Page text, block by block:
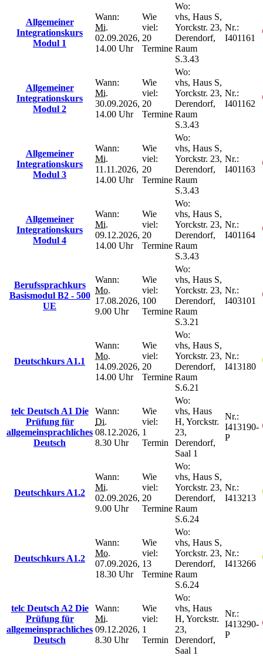
Allgemeiner
Integrationskurs
Modul 1
Wann:
Mi.
02.09.2026,
14.00 Uhr
Wie
viel:
20
Termine
Wo:
vhs, Haus S,
Yorckstr. 23,
Derendorf,
Raum
S.3.43
Nr.:
I401161
Allgemeiner
Integrationskurs
Modul 2
Wann:
Mi.
30.09.2026,
14.00 Uhr
Wie
viel:
20
Termine
Wo:
vhs, Haus S,
Yorckstr. 23,
Derendorf,
Raum
S.3.43
Nr.:
I401162
Allgemeiner
Integrationskurs
Modul 3
Wann:
Mi.
11.11.2026,
14.00 Uhr
Wie
viel:
20
Termine
Wo:
vhs, Haus S,
Yorckstr. 23,
Derendorf,
Raum
S.3.43
Nr.:
I401163
Allgemeiner
Integrationskurs
Modul 4
Wann:
Mi.
09.12.2026,
14.00 Uhr
Wie
viel:
20
Termine
Wo:
vhs, Haus S,
Yorckstr. 23,
Derendorf,
Raum
S.3.43
Nr.:
I401164
Berufssprachkurs
Basismodul B2 - 500
UE
Wann:
Mo.
17.08.2026,
9.00 Uhr
Wie
viel:
100
Termine
Wo:
vhs, Haus S,
Yorckstr. 23,
Derendorf,
Raum
S.3.21
Nr.:
I403101
Deutschkurs A1.1
Wann:
Mo.
14.09.2026,
14.00 Uhr
Wie
viel:
20
Termine
Wo:
vhs, Haus S,
Yorckstr. 23,
Derendorf,
Raum
S.6.21
Nr.:
I413180
telc Deutsch A1 Die
Prüfung für
allgemeinsprachliches
Deutsch
Wann:
Di.
08.12.2026,
8.30 Uhr
Wie
viel:
1
Termin
Wo:
vhs, Haus
H, Yorckstr.
23,
Derendorf,
Saal 1
Nr.:
I413190-
P
Deutschkurs A1.2
Wann:
Mi.
02.09.2026,
9.00 Uhr
Wie
viel:
20
Termine
Wo:
vhs, Haus S,
Yorckstr. 23,
Derendorf,
Raum
S.6.24
Nr.:
I413213
Deutschkurs A1.2
Wann:
Mo.
07.09.2026,
18.30 Uhr
Wie
viel:
13
Termine
Wo:
vhs, Haus S,
Yorckstr. 23,
Derendorf,
Raum
S.6.24
Nr.:
I413266
telc Deutsch A2 Die
Prüfung für
allgemeinsprachliches
Deutsch
Wann:
Mi.
09.12.2026,
8.30 Uhr
Wie
viel:
1
Termin
Wo:
vhs, Haus
H, Yorckstr.
23,
Derendorf,
Saal 1
Nr.:
I413290-
P